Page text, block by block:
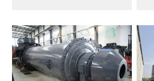
الرأسي طحن الأسمنت محطم
المورد ...